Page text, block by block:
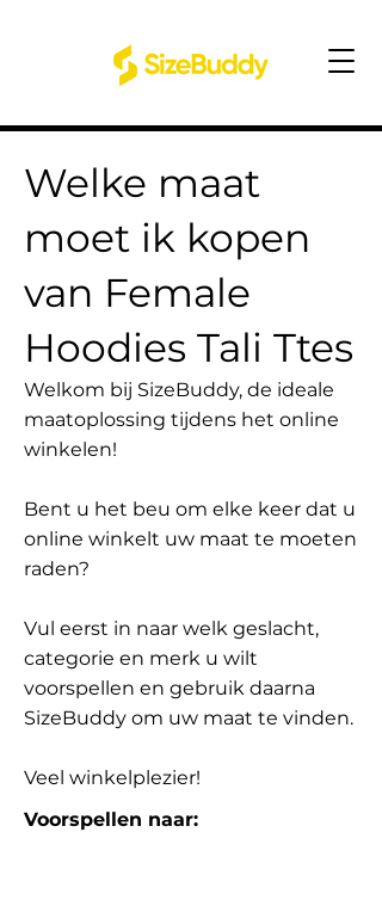
Welke maat
moet ik kopen
van Female
Hoodies Tali Ttes
Welkom bij SizeBuddy, de ideale
maatoplossing tijdens het online
winkelen!
Bent u het beu om elke keer dat u
online winkelt uw maat te moeten
raden?
Vul eerst in naar welk geslacht,
categorie en merk u wilt
voorspellen en gebruik daarna
SizeBuddy om uw maat te vinden.
Veel winkelplezier!
Voorspellen naar: